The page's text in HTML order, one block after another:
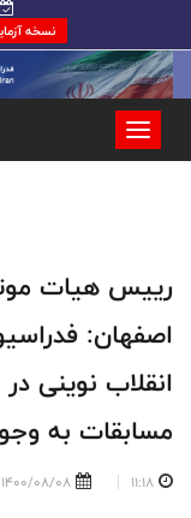
نسخه
رییس هیات
اصفهان:
انقلاب نوینی
مسابقات به
11:18
1400/08/08